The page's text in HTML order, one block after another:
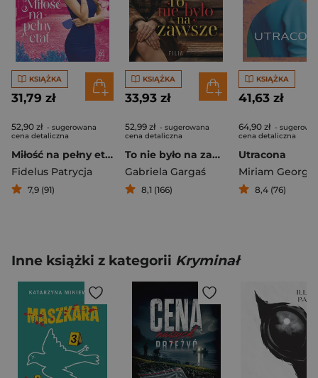
KSIĄŻKA
31,79 zł
52,90 zł - sugerowana
cena detaliczna
Miłość na pełny etat
Fidelus Patrycja
7,9 (91)
KSIĄŻKA
33,93 zł
52,99 zł - sugerowana
cena detaliczna
To nie było na zawsze
Gabriela Gargaś
8,1 (166)
KSIĄŻKA
41,63 zł
64,90 zł -
cena detaliczna
Utracona
Miriam Georg
8,4 (76)
Inne książki z kategorii Kryminał